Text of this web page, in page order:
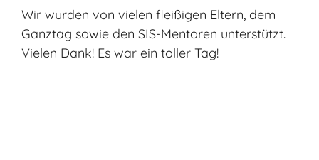
Wir wurden von vielen fleißigen Eltern, dem
Ganztag sowie den SIS-Mentoren unterstützt.
Vielen Dank! Es war ein toller Tag!